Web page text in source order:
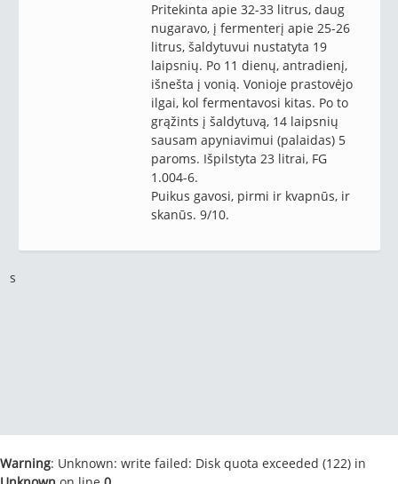
Pritekinta apie 32-33 litrus, daug
nugaravo, į fermenterį apie 25-26
litrus, šaldytuvui nustatyta 19
laipsnių. Po 11 dienų, antradienį,
išnešta į vonią. Vonioje prastovėjo
ilgai, kol fermentavosi kitas. Po to
grąžints į šaldytuvą, 14 laipsnių
sausam apyniavimui (palaidas) 5
paroms. Išpilstyta 23 litrai, FG
1.004-6.
Puikus gavosi, pirmi ir kvapnūs, ir
skanūs. 9/10.
s
Warning: Unknown: write failed: Disk quota exceeded (122) in